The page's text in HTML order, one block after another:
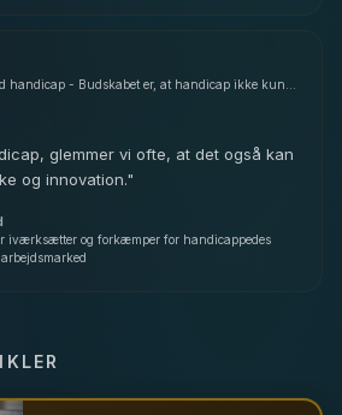
glemmer vi ofte, at det også kan
og innovation."
iværksætter og forkæmper for handicappedes